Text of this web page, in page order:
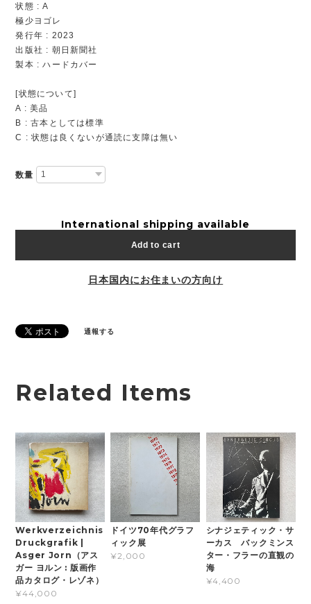
状態 : A
極少ヨゴレ
発行年 : 2023
出版社 : 朝日新聞社
製本 : ハードカバー
[状態について]
A : 美品
B : 古本としては標準
C : 状態は良くないが通読に支障は無い
数量
International shipping available
Add to cart
日本国内にお住まいの方向け
通報する
Related Items
Werkverzeichnis
Druckgrafik |
Asger Jorn（アス
ガー ヨルン : 版画作
品カタログ・レゾネ）
¥44,000
ドイツ70年代グラフ
ィック展
¥2,000
シナジェティック・サ
ーカス バックミンス
ター・フラーの直観の
海
¥4,400